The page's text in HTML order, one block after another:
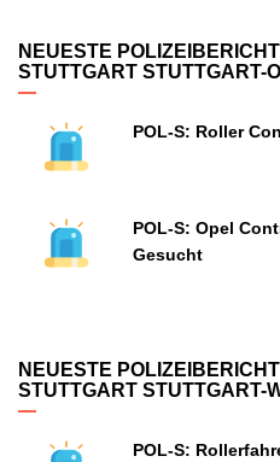
NEUESTE
STUTTGART STUTTGART-
POL-S: Roller
POL-S: Opel
Gesucht
NEUESTE
STUTTGART STUTTGART-
POL-S: